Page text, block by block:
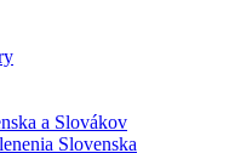
a Slovákov
Slovenska